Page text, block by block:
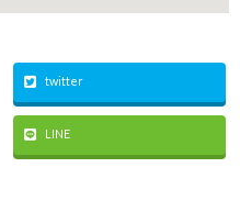
twitter
LINE